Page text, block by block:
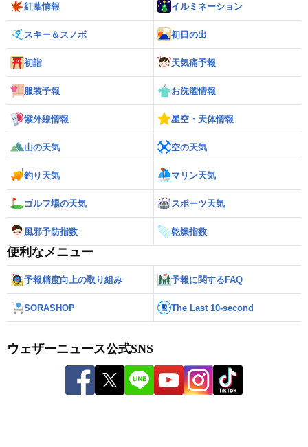
紅葉情報 イルミネーション
スキー＆スノボ 初日の出
初詣 天気痛予報
服装予報 お洗濯情報
紫外線情報 星空・天体情報
山の天気 空の天気
釣り天気 マリン天気
ゴルフ場の天気 スポーツ天気
風邪予防指数 乾燥指数
便利なメニュー
予報精度向上の取り組み 予報に関するFAQ
SORASHOP The Last 10-second
ウェザーニュース公式SNS